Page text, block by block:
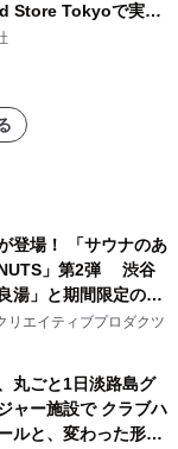
Store Tokyoで実機
キャンペーンを開
」の 特別プログ
ィーチャーしたアニ
～
登場！ 「サウナのあ
」第2弾 渋谷
湯」と期間限定のコ
サウナイキタイコラ
定！
リエイティブプロダクツ
丸ごと1日淡路島グ
ャー施設で クラブハ
ルと、変わった形の